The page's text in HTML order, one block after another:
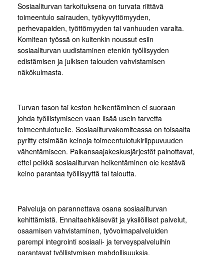
Sosiaaliturvan tarkoituksena on turvata riittävä
toimeentulo sairauden, työkyvyttömyyden,
perhevapaiden, työttömyyden tai vanhuuden varalta.
Komitean työssä on kuitenkin noussut esiin
sosiaaliturvan uudistaminen etenkin työllisyyden
edistämisen ja julkisen talouden vahvistamisen
näkökulmasta.
Turvan tason tai keston heikentäminen ei suoraan
johda työllistymiseen vaan lisää usein tarvetta
toimeentulotuelle. Sosiaaliturvakomiteassa on toisaalta
pyritty etsimään keinoja toimeentulotukiriippuvuuden
vähentämiseen. Palkansaajakeskusjärjestöt painottavat,
ettei pelkkä sosiaaliturvan heikentäminen ole kestävä
keino parantaa työllisyyttä tai taloutta.
Palveluja on parannettava osana sosiaaliturvan
kehittämistä. Ennaltaehkäisevät ja yksilölliset palvelut,
osaamisen vahvistaminen, työvoimapalveluiden
parempi integrointi sosiaali- ja terveyspalveluihin
parantavat työllistymisen mahdollisuuksia.